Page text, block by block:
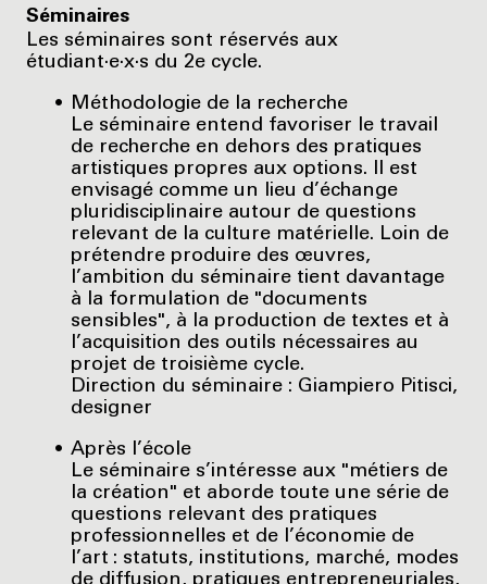
Séminaires
Les séminaires sont réservés aux
étudiant·e·x·s du 2e cycle.
Méthodologie de la recherche
Le séminaire entend favoriser le travail
de recherche en dehors des pratiques
artistiques propres aux options. Il est
envisagé comme un lieu d’échange
pluridisciplinaire autour de questions
relevant de la culture matérielle. Loin de
prétendre produire des œuvres,
l’ambition du séminaire tient davantage
à la formulation de "documents
sensibles", à la production de textes et à
l’acquisition des outils nécessaires au
projet de troisième cycle.
Direction du séminaire : Giampiero Pitisci,
designer
Après l’école
Le séminaire s’intéresse aux "métiers de
la création" et aborde toute une série de
questions relevant des pratiques
professionnelles et de l’économie de
l’art : statuts, institutions, marché, modes